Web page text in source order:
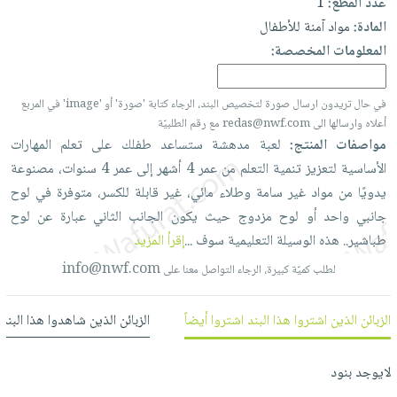
العناية
بالأسنان
الحمية
والتغذية
أدوات
المائدة
والتخزين
أدوات
المطبخ
الأكثر
مبيعاً
العودة
للمدارس
اكسسوارات
كتب
اكسسوارات
منزلية
اكسسوارات
ملابس
مطرزات
حقائب
حلي
بالذات
شحن
مجاني
مختارة
اشتراكات
كل
الاشتراكات
صندوق
القراءة
iKitab
حدود
بحث
متقدم
نيل
عن
الشركة
سياسة
الشركة
حسابك
لائحة
الأمنيات
المادة:مواد آمنة للأطفال
المعلومات المخصصة:
في حال تريدون ارسال صورة لتخصيص البند، الرجاء كتابة 'صورة' أو 'image' في المربع
أعلاه وارسالها الى redas@nwf.com مع رقم الطلبيّة
مواصفات المنتج: لعبة مدهشة ستساعد طفلك على تعلم المهارات
الأساسية لتعزيزتنمية التعلم منعمر4 أشهرإلى عمر4 سنوات، مصنوعة
يدويًا من مواد غير سامة وطلاء مائي،غير قابلة للكسر، متوفرة في لوح
جانبي واحدأو لوح مزدوج حيث يكون الجانب الثانيعبارة عن لوح
طباشير.. هذه الوسيلة التعليمية سوف...إقرأ المزيد
لطلب كميّة كبيرة، الرجاء التواصل معنا علىinfo@nwf.com
الزبائن الذين اشتروا هذا البند اشتروا أيضاً الزبائن الذين شاهدوا هذا
لايوجد بنود